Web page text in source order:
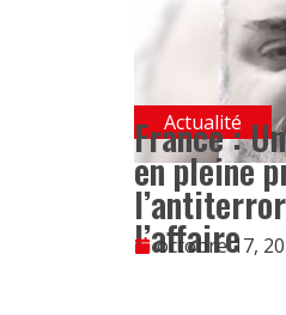
Actualité
France :
en pleine
l’affaire
octobre 17,